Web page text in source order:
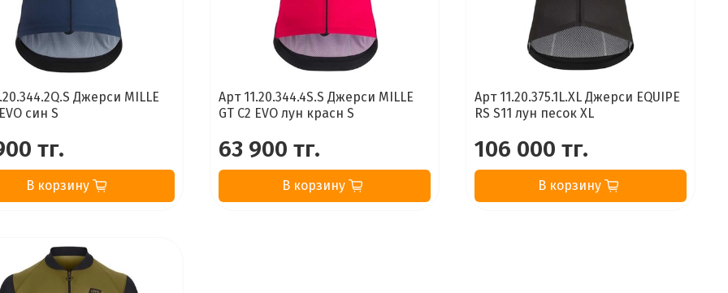
Джерси MILLE
син S
тг.
В корзину
Арт 11.20.344.4S.S Джерси MILLE
GT C2 EVO лун красн S
63 900 тг.
В корзину
Арт 11.20.375.1L.XL Джерси EQUIPE
RS S11 лун песок XL
106 000 тг.
В корзину